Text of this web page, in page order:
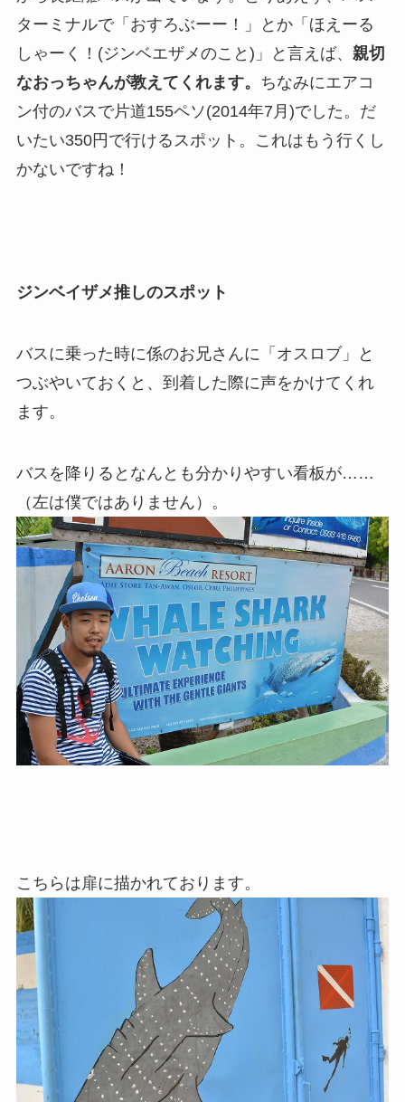
ターミナルで「おすろぶーー！」とか「ほえーる
しゃーく！(ジンベエザメのこと)」と言えば、 親切
なおっちゃんが教えてくれます。 ちなみにエアコ
ン付のバスで片道155ペソ(2014年7月)でした。だ
いたい350円で行けるスポット。これはもう行くし
かないですね！
ジンベイザメ推しのスポット
バスに乗った時に係のお兄さんに「オスロブ」と
つぶやいておくと、到着した際に声をかけてくれ
ます。
バスを降りるとなんとも分かりやすい看板が……
（左は僕ではありません）。
こちらは扉に描かれております。